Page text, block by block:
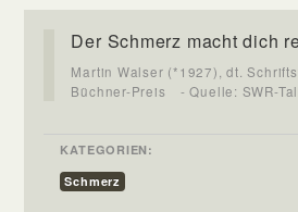
Der Schmerz macht dich
Martin Walser (*1927), dt.
Büchner-Preis
- Quelle: SWR-
KATEGORIEN:
Schmerz